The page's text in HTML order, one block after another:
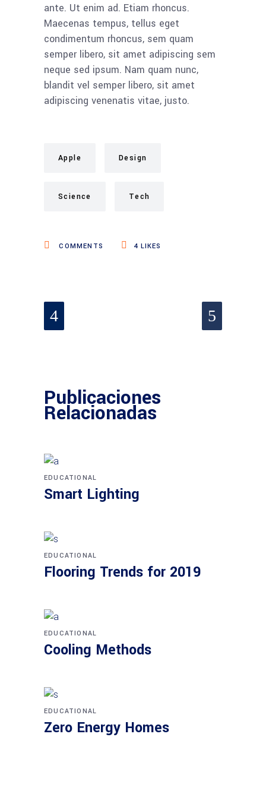
ante. Ut enim ad. Etiam rhoncus.
Maecenas tempus, tellus eget
condimentum rhoncus, sem quam
semper libero, sit amet adipiscing sem
neque sed ipsum. Nam quam nunc,
blandit vel semper libero, sit amet
adipiscing venenatis vitae, justo.
Apple Design
Science Tech
COMMENTS 4 LIKES
Publicaciones
Relacionadas
EDUCATIONAL
Smart Lighting
EDUCATIONAL
Flooring Trends for 2019
EDUCATIONAL
Cooling Methods
EDUCATIONAL
Zero Energy Homes